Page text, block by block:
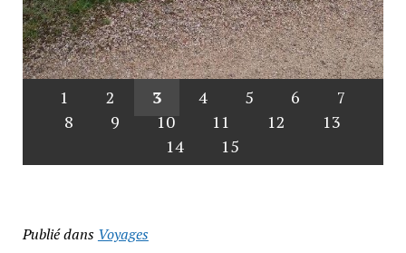
1 2 3 4 5 6
7
8
9 10 11 12
13
14
15
Publié dans Voyages